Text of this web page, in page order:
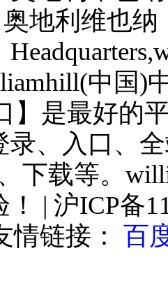
奥地利维也
中国)
】是最好的
录、入口、
下载等。
| 沪ICP备
情链接：
百